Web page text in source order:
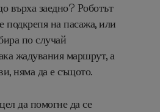
върха заедно? Роботът
подкрепя на пасажа, или
по случай
жадувания маршрут, а
няма да е същото.
да помогне да се